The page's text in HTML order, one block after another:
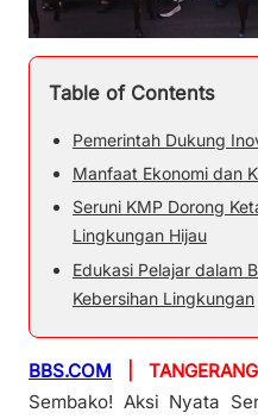
Table of Contents
Pemerintah Dukung
Manfaat Ekonomi dan
Seruni KMP Dorong
Lingkungan Hijau
Edukasi Pelajar dalam
Kebersihan Lingkungan
BBS.COM |
Sembako! Aksi Nyata